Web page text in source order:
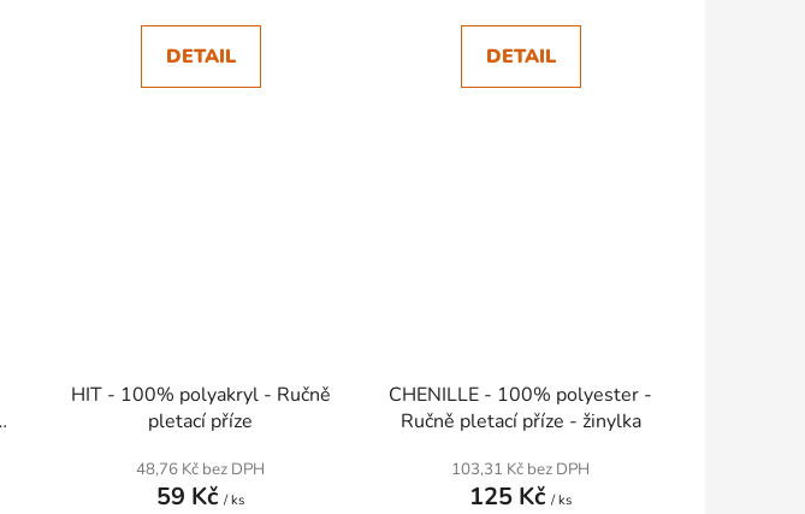
DETAIL DETAIL
HIT - 100% polyakryl - Ručně
pletací příze
48,76 Kč bez DPH
59 Kč/ ks
CHENILLE - 100% polyester -
Ručně pletací příze - žinylka
103,31 Kč bez DPH
125 Kč/ ks